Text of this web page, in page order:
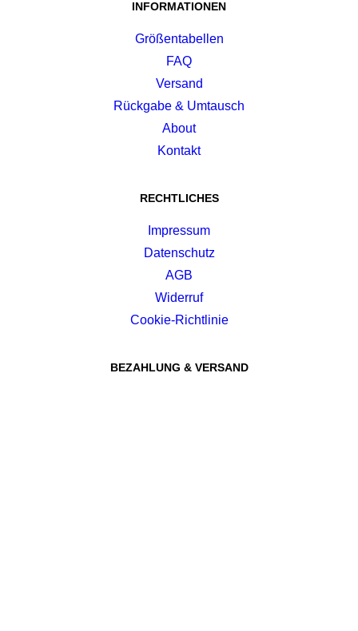
INFORMATIONEN
Größentabellen
FAQ
Versand
Rückgabe & Umtausch
About
Kontakt
RECHTLICHES
Impressum
Datenschutz
AGB
Widerruf
Cookie-Richtlinie
BEZAHLUNG & VERSAND